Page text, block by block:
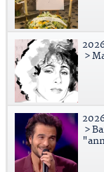
>
>